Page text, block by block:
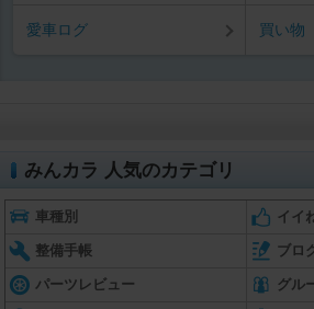
愛車ログ 買い物
みんカラ 人気のカテゴリ
車種別 イイ
整備手帳 ブロ
パーツレビュー グル